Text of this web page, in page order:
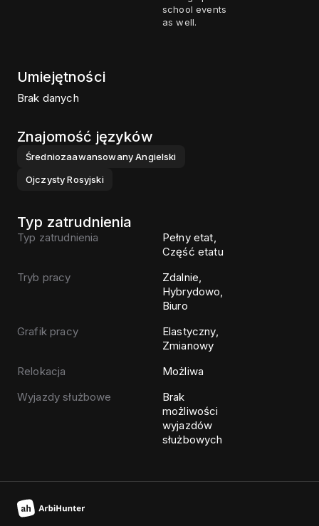
school events
as well.
Umiejętności
Brak danych
Znajomość języków
ŚredniozaawansowanyAngielski
Ojczysty Rosyjski
Typ zatrudnienia
Typ zatrudnienia
Pełny etat,
Część etatu
Tryb pracy
Zdalnie,
Hybrydowo,
Biuro
Grafik pracy
Elastyczny,
Zmianowy
Relokacja
Możliwa
Wyjazdy służbowe
Brak
możliwości
wyjazdów
służbowych